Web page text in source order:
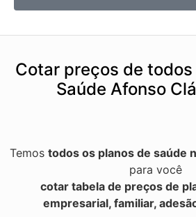
Cotar preços de todos
Saúde Afonso
Temos todos os planos de saúde
para você
cotar tabela de preços de
empresarial, familiar,